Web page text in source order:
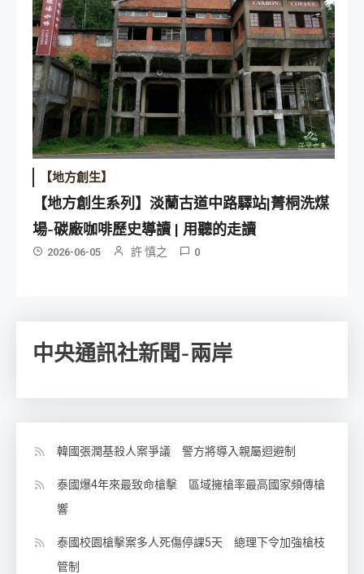
【地方創生】
【地方創生系列】淡蘭古道中路驛站|菁桐洗煤
場-碳廠咖啡歷史導讀 | 用聽的走讀
2026-06-05 許 慎之 0
中央通訊社新聞-兩岸
韓國張潤基殺人案爭議 警方將導入親屬迴避制
泰國爆4年來最致命槍擊 區域擁槍率最高國家頻傳槍
響
泰國校園槍擊案多人死傷停課5天 總理下令加強槍枝
管制